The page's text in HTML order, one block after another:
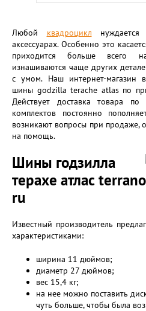
Любой квадроцикл
аксессуарах. Особенно это
приходится больше всего
изнашиваются чаще других
с умом. Наш интернет-магазин
шины godzilla terache atlas по
Действует доставка товара
комплектов постоянно
возникают вопросы при продаже,
на помощь.
Шины годзилла
терахе атлас
ru
Известный производитель
характеристиками:
ширина 11 дюймов;
диаметр 27 дюймов;
вес 15,4 кг;
на нее можно поставить
чуть больше, чтобы была